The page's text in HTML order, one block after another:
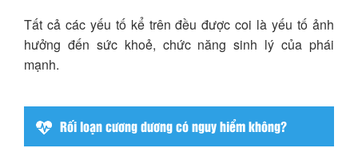
Tất cả các yếu tố kể trên đều được coi là yếu tố ảnh
hưởng đến sức khoẻ, chức năng sinh lý của phái
mạnh.
Rối loạn cương dương có nguy hiểm không?